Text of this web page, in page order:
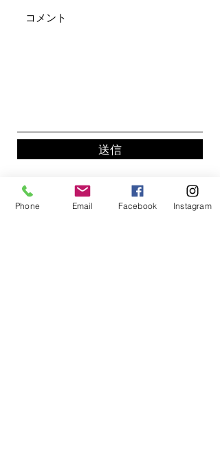
送信
Phone Email Facebook Instagram